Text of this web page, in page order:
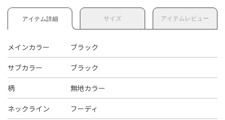
アイテム詳細 サイズ アイテムレビュー
メインカラー ブラック
サブカラー ブラック
柄 無地カラー
ネックライン フーディ